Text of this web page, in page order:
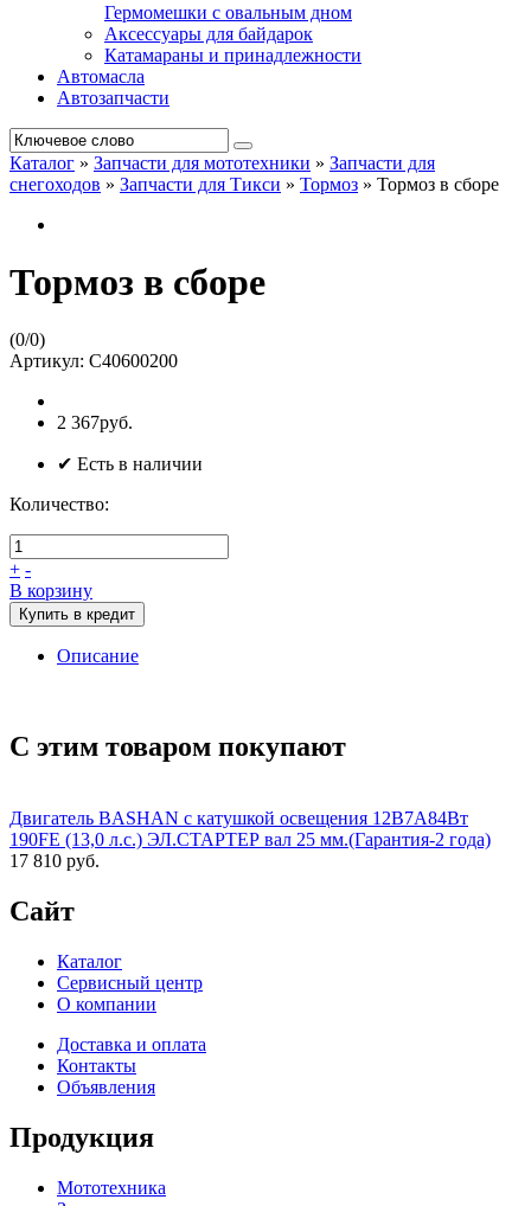
Гермомешки с овальным дном
Аксессуары для байдарок
Катамараны и принадлежности
Автомасла
Автозапчасти
Каталог » Запчасти для мототехники » Запчасти для
снегоходов » Запчасти для Тикси » Тормоз » Тормоз в сборе
Тормоз в сборе
(0/0)
Артикул: С40600200
2 367руб.
✔ Есть в наличии
Количество:
+ -
В корзину
Купить в кредит
Описание
С этим товаром покупают
Двигатель BASHAN с катушкой освещения 12В7А84Вт
190FE (13,0 л.с.) ЭЛ.СТАРТЕР вал 25 мм.(Гарантия-2 года)
17 810 руб.
Сайт
Каталог
Сервисный центр
О компании
Доставка и оплата
Контакты
Объявления
Продукция
Мототехника